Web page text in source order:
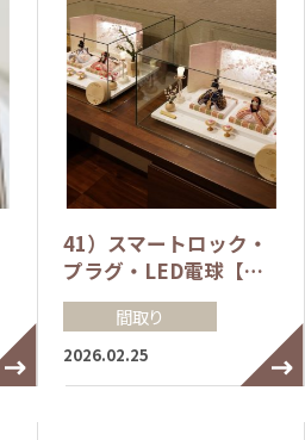
41）スマートロック・
プラグ・LED電球【…
間取り
2026.02.25